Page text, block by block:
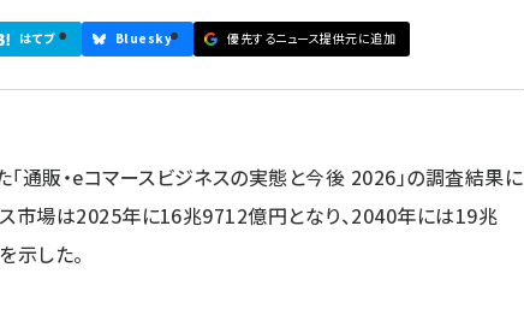
はてブ Bluesky 優先するニュース提供元に追加
通販・eコマースビジネスの実態と今後 2026」の調査結果に
ス市場は2025年に16兆9712億円となり、2040年には19兆
示した。
参加登録はこちら↑